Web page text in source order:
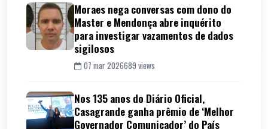
Moraes nega conversas com dono do
Master e Mendonça abre inquérito
para investigar vazamentos de dados
sigilosos
07 mar 2026689 views
Nos 135 anos do Diário Oficial,
Casagrande ganha prêmio de ‘Melhor
Governador Comunicador’ do País